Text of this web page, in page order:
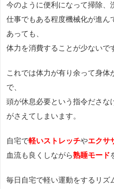
今のように便利になって掃除、
仕事でもある程度機械化が進ん
あっても、
体力を消費することが少ないで
これでは体力が有り余って身
で、
頭が休息必要という指令ださな
がさえてしまいます。
自宅で軽いストレッチやエクサ
血流も良くしながら熟睡モード
毎日自宅で軽い運動をするリズ